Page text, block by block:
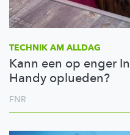
TECHNIK AM ALLDAG
Kann een op enger
Handy oplueden?
FNR